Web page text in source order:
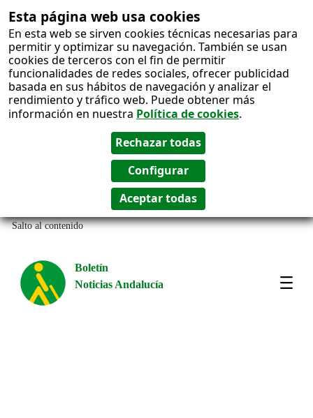
Esta página web usa cookies
En esta web se sirven cookies técnicas necesarias para
permitir y optimizar su navegación. También se usan
cookies de terceros con el fin de permitir
funcionalidades de redes sociales, ofrecer publicidad
basada en sus hábitos de navegación y analizar el
rendimiento y tráfico web. Puede obtener más
información en nuestra Política de cookies.
Salto al contenido
Boletín
Noticias Andalucía